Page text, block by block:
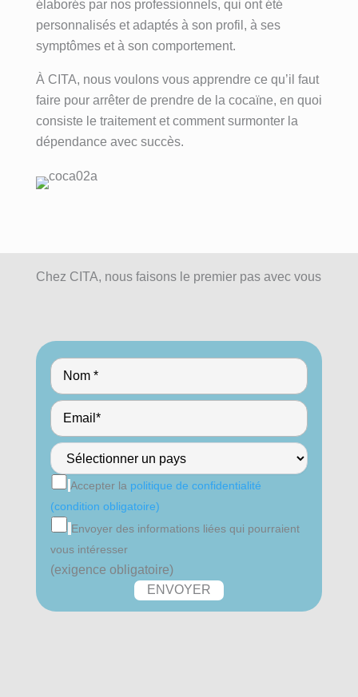
élaborés par nos professionnels, qui ont été
personnalisés et adaptés à son profil, à ses
symptômes et à son comportement.
À CITA, nous voulons vous apprendre ce qu’il faut
faire pour arrêter de prendre de la cocaïne, en quoi
consiste le traitement et comment surmonter la
dépendance avec succès.
Chez CITA, nous faisons le premier pas avec vous
Accepter la politique de confidentialité
(condition obligatoire)
Envoyer des informations liées qui pourraient
vous intéresser
(exigence obligatoire)